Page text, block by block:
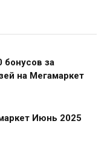
бонусов за
на Мегамаркет
Июнь 2025